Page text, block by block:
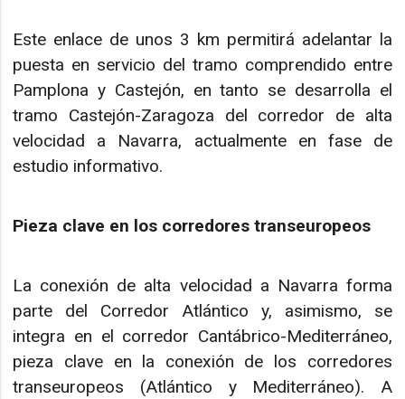
Este enlace de unos 3 km permitirá adelantar la
puesta en servicio del tramo comprendido entre
Pamplona y Castejón, en tanto se desarrolla el
tramo Castejón-Zaragoza del corredor de alta
velocidad a Navarra, actualmente en fase de
estudio informativo.
Pieza clave en los corredores transeuropeos
La conexión de alta velocidad a Navarra forma
parte del Corredor Atlántico y, asimismo, se
integra en el corredor Cantábrico-Mediterráneo,
pieza clave en la conexión de los corredores
transeuropeos (Atlántico y Mediterráneo). A